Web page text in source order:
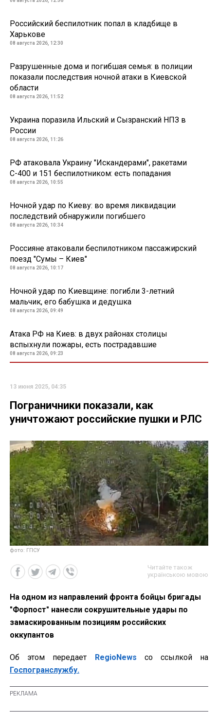
Российский беспилотник попал в кладбище в
Харькове
08 августа 2026, 12:30
Разрушенные дома и погибшая семья: в полиции
показали последствия ночной атаки в Киевской
области
08 августа 2026, 11:52
Украина поразила Ильский и Сызранский НПЗ в
России
08 августа 2026, 11:26
РФ атаковала Украину "Искандерами", ракетами
С-400 и 151 беспилотником: есть попадания
08 августа 2026, 10:55
Ночной удар по Киеву: во время ликвидации
последствий обнаружили погибшего
08 августа 2026, 10:34
Россияне атаковали беспилотником пассажирский
поезд "Сумы – Киев"
08 августа 2026, 10:17
Ночной удар по Киевщине: погибли 3-летний
мальчик, его бабушка и дедушка
08 августа 2026, 09:49
Атака РФ на Киев: в двух районах столицы
вспыхнули пожары, есть пострадавшие
08 августа 2026, 09:23
13 июня 2025, 04:35
Пограничники показали, как
уничтожают российские пушки и РЛС
фото: ГПСУ
Читайте також
українською мовою
На одном из направлений фронта бойцы бригады
"Форпост" нанесли сокрушительные удары по
замаскированным позициям российских
оккупантов
Об этом передает RegioNews со ссылкой на
Госпогранслужбу.